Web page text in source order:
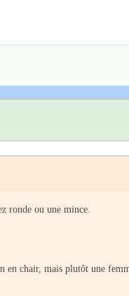
ronde ou une mince.
en chair, mais plutôt une